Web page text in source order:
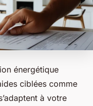
énergétique
ciblées comme
à votre